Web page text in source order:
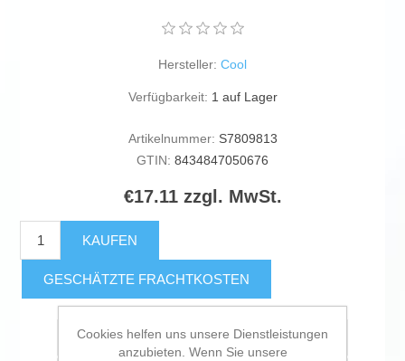
Hersteller: Cool
Verfügbarkeit: 1 auf Lager
Artikelnummer: S7809813
GTIN: 8434847050676
€17.11 zzgl. MwSt.
KAUFEN
GESCHÄTZTE FRACHTKOSTEN
Zur Wunschliste zugefügt
Cookies helfen uns unsere Dienstleistungen
anzubieten. Wenn Sie unsere